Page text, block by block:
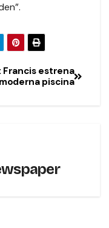
Francis estrena
moderna piscina